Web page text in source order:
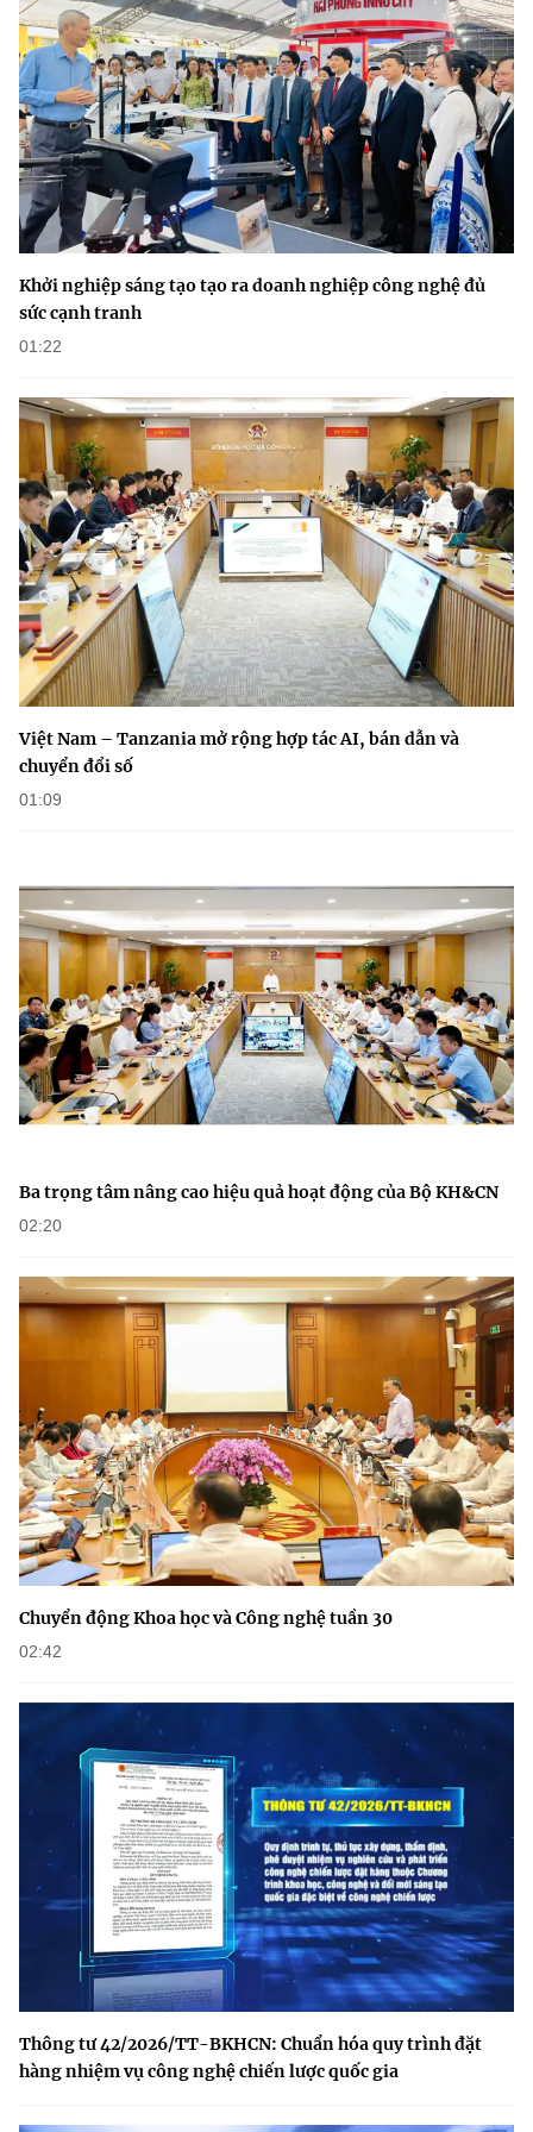
(Ghi rõ nguồn "https://mst.gov.vn" khi phát hành lại thông tin từ
website này)
Khởi nghiệp sáng tạo tạo ra doanh nghiệp công nghệ đủ
sức cạnh tranh
01:22
Việt Nam – Tanzania mở rộng hợp tác AI, bán dẫn và
chuyển đổi số
01:09
Ba trọng tâm nâng cao hiệu quả hoạt động của Bộ KH&CN
02:20
Chuyển động Khoa học và Công nghệ tuần 30
02:42
Thông tư 42/2026/TT-BKHCN: Chuẩn hóa quy trình đặt
hàng nhiệm vụ công nghệ chiến lược quốc gia